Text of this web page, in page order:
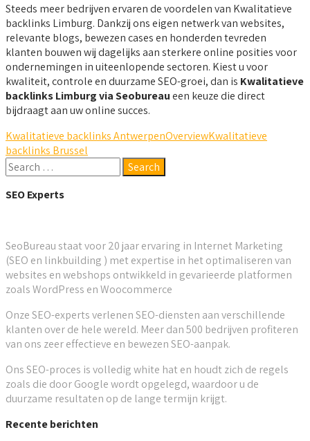
Steeds meer bedrijven ervaren de voordelen van Kwalitatieve
backlinks Limburg. Dankzij ons eigen netwerk van websites,
relevante blogs, bewezen cases en honderden tevreden
klanten bouwen wij dagelijks aan sterkere online posities voor
ondernemingen in uiteenlopende sectoren. Kiest u voor
kwaliteit, controle en duurzame SEO-groei, dan is Kwalitatieve
backlinks Limburg via Seobureaueen keuze die direct
bijdraagt aan uw online succes.
Kwalitatieve backlinks AntwerpenOverviewKwalitatieve
backlinks Brussel
SEO Experts
SeoBureau staat voor 20 jaar ervaring in Internet Marketing
(SEO en linkbuilding ) met expertise in het optimaliseren van
websites en webshops ontwikkeld in gevarieerde platformen
zoals WordPress en Woocommerce
Onze SEO-experts verlenen SEO-diensten aan verschillende
klanten over de hele wereld. Meer dan 500 bedrijven profiteren
van ons zeer effectieve en bewezen SEO-aanpak.
Ons SEO-proces is volledig white hat en houdt zich de regels
zoals die door Google wordt opgelegd, waardoor u de
duurzame resultaten op de lange termijn krijgt.
Recente berichten